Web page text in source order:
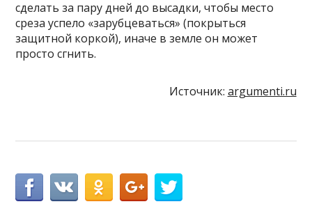
сделать за пару дней до высадки, чтобы место
среза успело «зарубцеваться» (покрыться
защитной коркой), иначе в земле он может
просто сгнить.
Источник: argumenti.ru